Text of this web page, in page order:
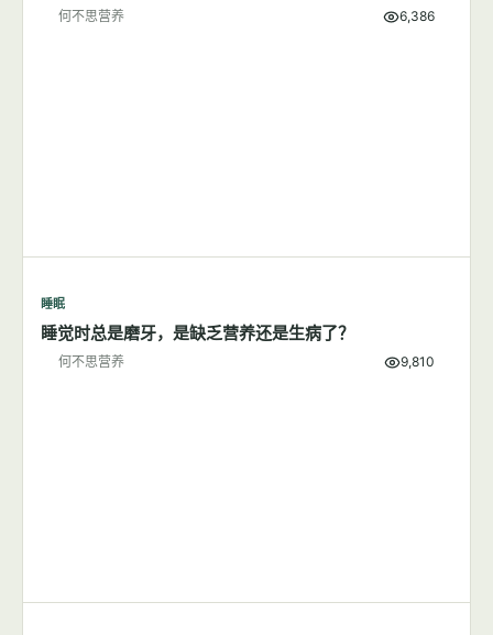
何不思营养 6,386
睡眠
睡觉时总是磨牙，是缺乏营养还是生病了？
何不思营养 9,810